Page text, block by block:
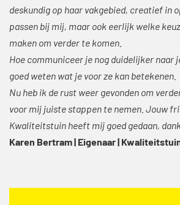
deskundig op haar vakgebied, creatief in
passen bij mij, maar ook eerlijk welke
maken om verder te komen.
Hoe communiceer je nog duidelijker naar
goed weten wat je voor ze kan betekenen.
Nu heb ik de rust weer gevonden om
voor mij juiste stappen te nemen. Jouw
Kwaliteitstuin heeft mij goed gedaan,
Karen Bertram | Eigenaar |